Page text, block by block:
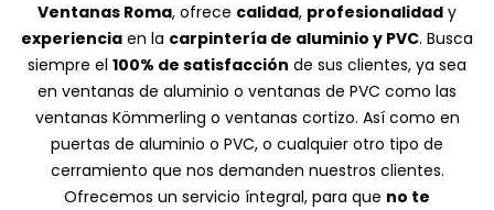
Ventanas Roma, ofrece calidad, profesionalidad y
experiencia en la carpintería de aluminio y PVC. Busca
siempre el 100% de satisfacción de sus clientes, ya sea
en ventanas de aluminio o ventanas de PVC como las
ventanas Kömmerling o ventanas cortizo. Así como en
puertas de aluminio o PVC, o cualquier otro tipo de
cerramiento que nos demanden nuestros clientes.
Ofrecemos un servicio íntegral, para que no te